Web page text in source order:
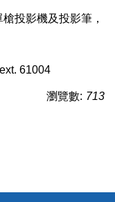
投影機及投影筆，
61004
瀏覽數: 713